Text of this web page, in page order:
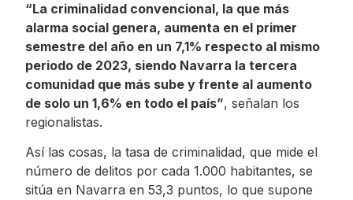
“La criminalidad convencional, la que más
alarma social genera, aumenta en el primer
semestre del año en un 7,1% respecto al mismo
periodo de 2023, siendo Navarra la tercera
comunidad que más sube y frente al aumento
de solo un 1,6% en todo el país”, señalan los
regionalistas.
Así las cosas, la tasa de criminalidad, que mide el
número de delitos por cada 1.000 habitantes, se
sitúa en Navarra en 53,3 puntos, lo que supone